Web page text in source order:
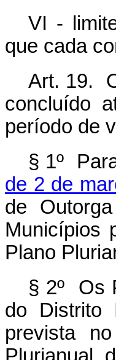
VI -
que cada
Art. 19.
concluído
período de
§ 1º
de 2 de
de
Municípios
Plano
§ 2º Os
do Distrito
prevista